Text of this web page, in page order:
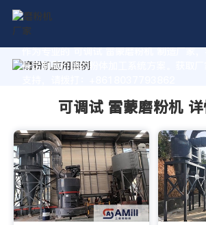
作为专业的 可调试 雷蒙磨粉机 制造厂家
身定制高价值的粉体加工系统方案。获取厂
可调试 雷蒙磨粉机